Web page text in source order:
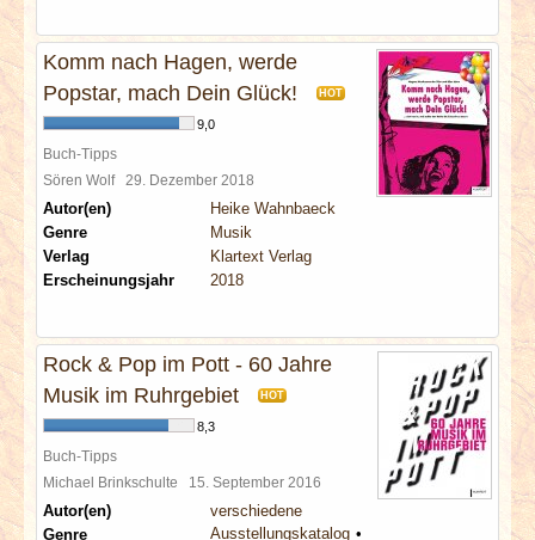
Komm nach Hagen, werde
Popstar, mach Dein Glück!
HOT
9,0
Buch-Tipps
Sören Wolf 29. Dezember 2018
Autor(en)
Heike Wahnbaeck
Genre
Musik
Verlag
Klartext Verlag
Erscheinungsjahr
2018
Rock & Pop im Pott - 60 Jahre
Musik im Ruhrgebiet
HOT
8,3
Buch-Tipps
Michael Brinkschulte 15. September 2016
Autor(en)
verschiedene
Genre
Ausstellungskatalog